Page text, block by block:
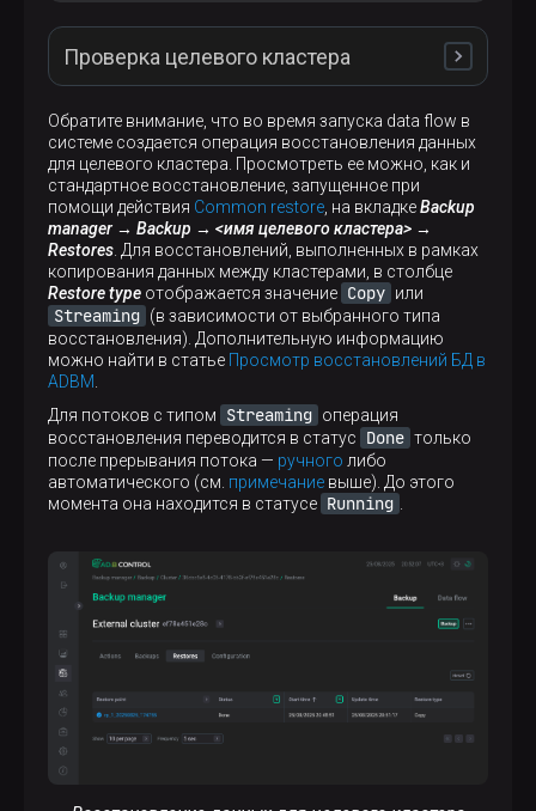
Проверка целевого кластера
помощи psql -команды \dt :
\dt
Результат:
                         List of relations
Schema |      Name       | Type  |  Owner  |
--------+-----------------+-------+---------
public | best_books      | table | gpadmin |
public | book_type       | table | gpadmin |
public | spatial_ref_sys | table | gpadmin |
public | test            | table | gpadmin |
public | test2           | table | gpadmin |
(5 rows)
Просмотр данных в таблице best_books
SELECT * FROM best_books;
Обратите внимание, что во время запуска data flow в
системе создается операция восстановления данных
для целевого кластера. Просмотреть ее можно, как и
стандартное восстановление, запущенное при
помощи действия Common restore, на вкладкеBackup
manager → Backup → <имя целевого кластера> →
Restores. Для восстановлений, выполненных в рамках
копирования данных между кластерами, в столбце
Restore type отображается значение Copy или
Streaming (в зависимости от выбранного типа
восстановления). Дополнительную информацию
можно найти в статье Просмотр восстановлений БД в
ADBM.
Для потоков с типом
Streaming операция
восстановления переводится в статус
Done только
после прерывания потока — ручного либо
автоматического (см. примечание выше). До этого
момента она находится в статусе Running .